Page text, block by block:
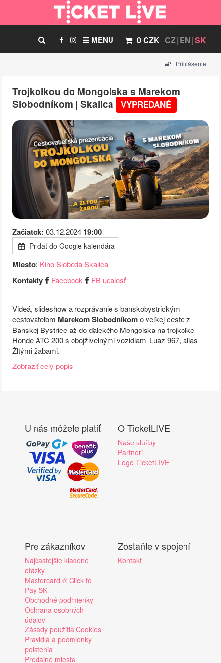
CZ EN SK
0 CZK
MENU
Prihlásenie
Trojkolkou do Mongolska s Marekom
Slobodníkom | Skalica
VYPREDANÉ
Začiatok: 03.12.2024 19:00
Pridať do Google kalendára
Miesto: Kino Sloboda Skalica
Kontakty Facebook FB udalosť
Videá, slideshow a rozprávanie s banskobystrickým
cestovateľom Marekom Slobodníkomo veľkej ceste z
Banskej Bystrice až do ďalekého Mongolska na trojkolke
Honde ATC 200 s obojživelnými vozidlami Luaz 967, alias
Žltými žabami.
Zobraziť celý popis
U nás môžete platiť O TicketLIVE
Naše služby
Partneri
Logo TicketLIVE
Pre zákazníkov
Najčastejšie kladené
otázky
Mastercard ® Click to
Pay SK
Obchodné podmienky
Ochrana osobných
údajov
Zásady použitia Cookies
Pravidlá a podmienky
poistenia
Predajné miesta
Zostaňte v spojení
Kontakt